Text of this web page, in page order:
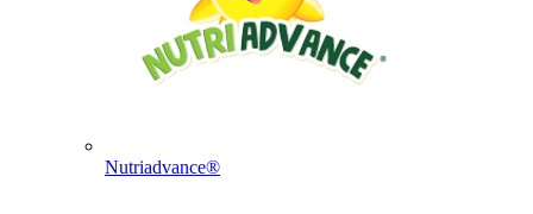
Nutriadvance®